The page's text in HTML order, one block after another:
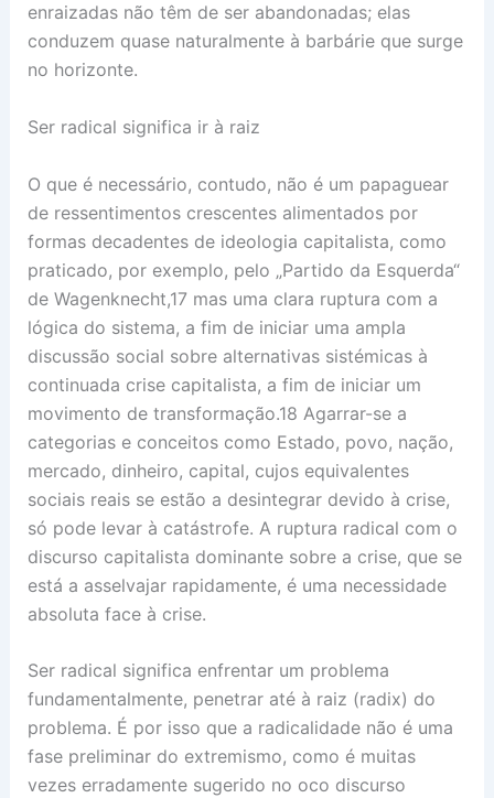
enraizadas não têm de ser abandonadas; elas
conduzem quase naturalmente à barbárie que surge
no horizonte.
Ser radical significa ir à raiz
O que é necessário, contudo, não é um papaguear
de ressentimentos crescentes alimentados por
formas decadentes de ideologia capitalista, como
praticado, por exemplo, pelo „Partido da Esquerda“
de Wagenknecht,17 mas uma clara ruptura com a
lógica do sistema, a fim de iniciar uma ampla
discussão social sobre alternativas sistémicas à
continuada crise capitalista, a fim de iniciar um
movimento de transformação.18 Agarrar-se a
categorias e conceitos como Estado, povo, nação,
mercado, dinheiro, capital, cujos equivalentes
sociais reais se estão a desintegrar devido à crise,
só pode levar à catástrofe. A ruptura radical com o
discurso capitalista dominante sobre a crise, que se
está a asselvajar rapidamente, é uma necessidade
absoluta face à crise.
Ser radical significa enfrentar um problema
fundamentalmente, penetrar até à raiz (radix) do
problema. É por isso que a radicalidade não é uma
fase preliminar do extremismo, como é muitas
vezes erradamente sugerido no oco discurso